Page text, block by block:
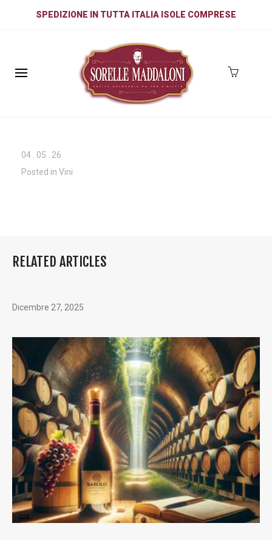
SPEDIZIONE IN TUTTA ITALIA ISOLE COMPRESE
04 05
26
Posted in Vini
RELATED ARTICLES
Dicembre 27, 2025